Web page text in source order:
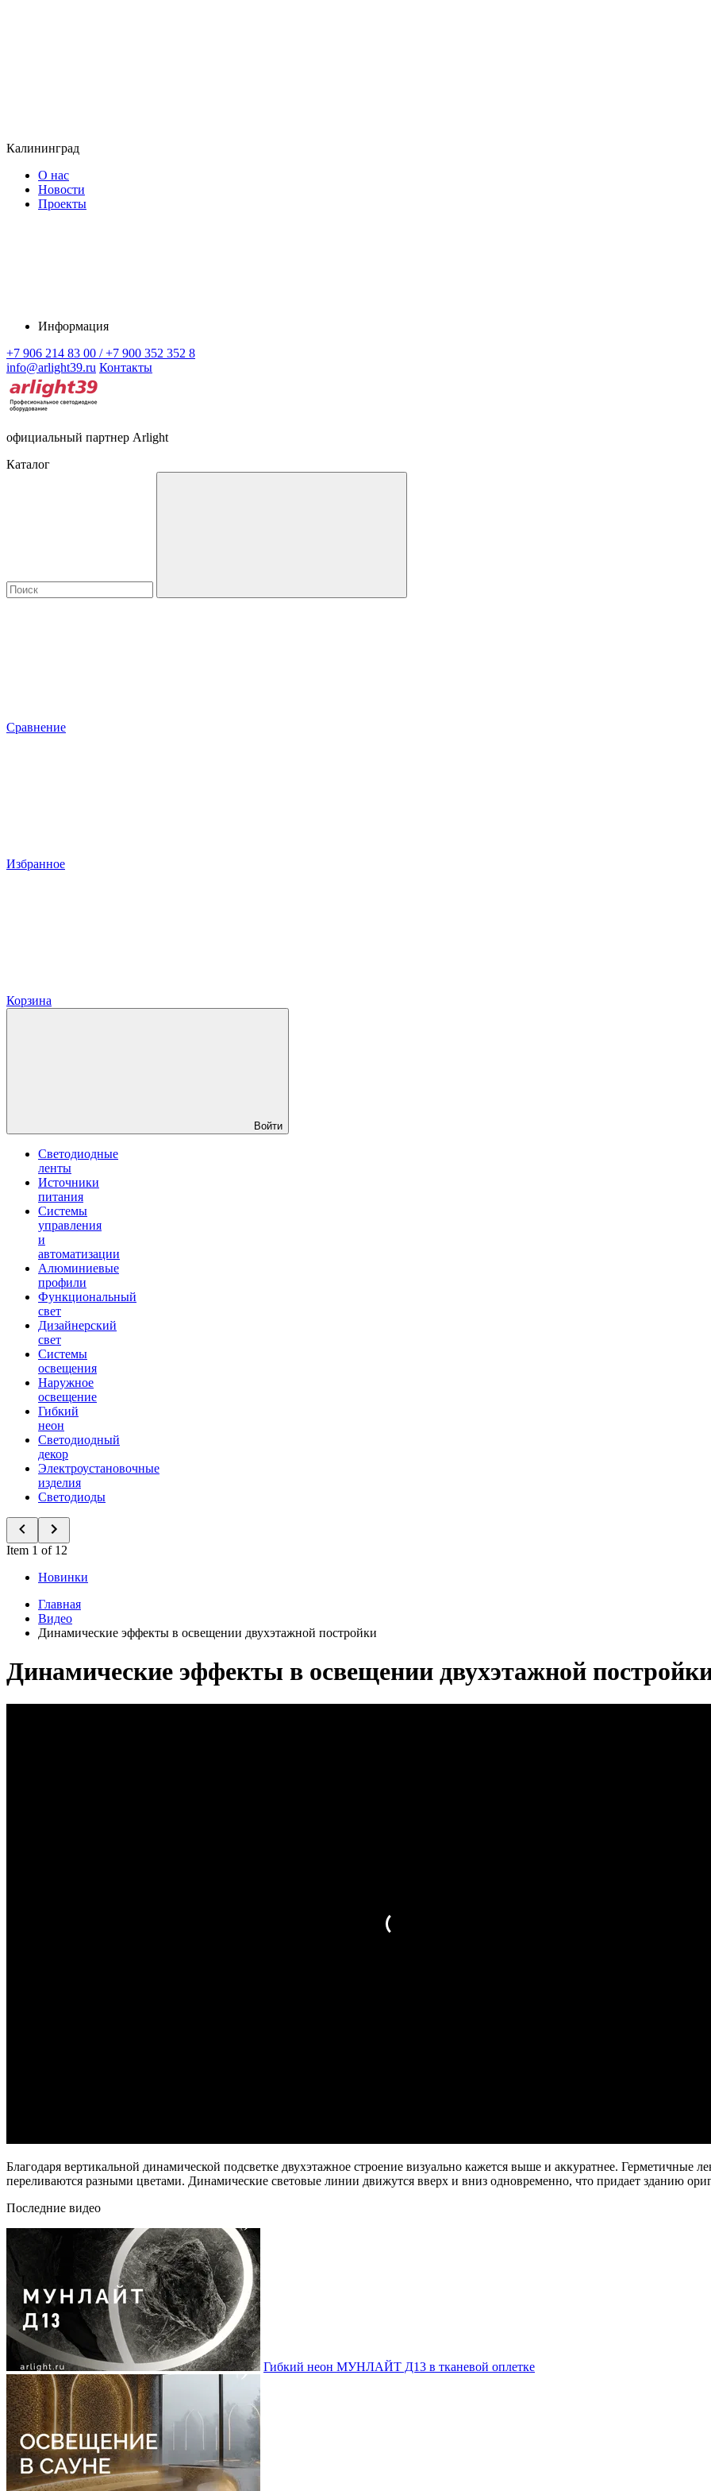
Калининград
О нас
Новости
Проекты
Информация
+7 906 214 83 00 / +7 900 352 352 8
info@arlight39.ru Контакты
официальный партнер Arlight
Каталог
Сравнение
Избранное
Корзина
Войти
Светодиодные
ленты
Источники
питания
Системы
управления
и
автоматизации
Алюминиевые
профили
Функциональный
свет
Дизайнерский
свет
Системы
освещения
Наружное
освещение
Гибкий
неон
Светодиодный
декор
Электроустановочные
изделия
Светодиоды
Item 1 of 12
Новинки
Главная
Видео
Динамические эффекты в освещении двухэтажной постройки
Динамические эффекты в освещении двухэтажной
Благодаря вертикальной динамической подсветке двухэтажное строение визуально кажется выше и аккуратнее.
переливаются разными цветами. Динамические световые линии движутся вверх и вниз одновременно, что придает зданию
Последние видео
Гибкий неон МУНЛАЙТ Д13 в тканевой оплетке